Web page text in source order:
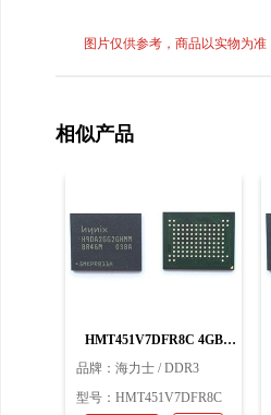
图片仅供参考，商品以实物为准
相似产品
HMT451V7DFR8C 4GB
士
品牌： 海力士 / DDR3
型号： HMT451V7DFR8C